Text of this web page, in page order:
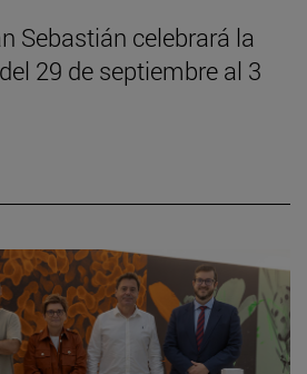
Sebastián celebrará la
29 de septiembre al 3